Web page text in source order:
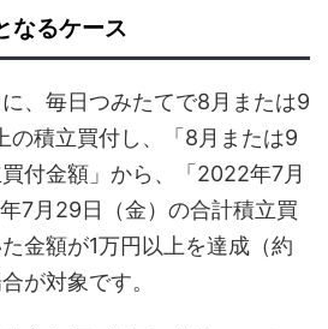
なるケース
、毎日つみたてで8月または9
の積立買付し、「8月または9
付金額」から、「2022年7月
7月29日（金）の合計積立買
金額が1万円以上を達成（約
が対象です。